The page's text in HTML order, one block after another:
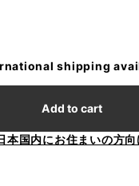
shipping
Add to cart
本国内にお住まいの方向